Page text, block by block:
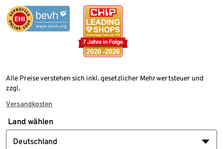
Alle Preise verstehen sich inkl. gesetzlicher Mehrwertsteuer und
zzgl.
Versandkosten
Land wählen
Deutschland